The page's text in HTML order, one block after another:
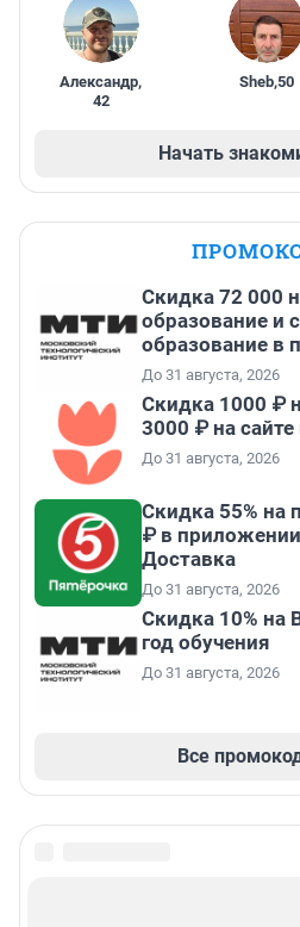
Александр,
42
Sheb,50
Начать
Скидка 72 000
образование и
образование в
До 31 августа, 2026
Скидка 1000 ₽
3000 ₽ на
До 31 августа, 2026
Скидка 55% на
₽ в
Доставка
До 31 августа, 2026
Скидка 10% на
год обучения
До 31 августа, 2026
Все